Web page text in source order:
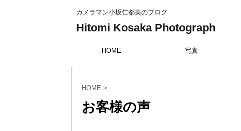
カメラマン小坂仁都美のブログ
Hitomi Kosaka Photograph
HOME 写真
HOME >
お客様の声